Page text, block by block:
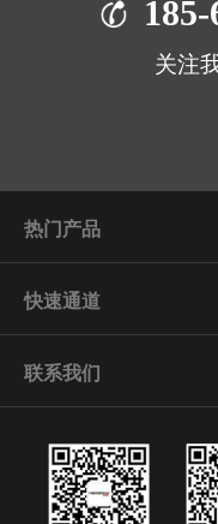
关注
热门产品
快速通道
联系我们